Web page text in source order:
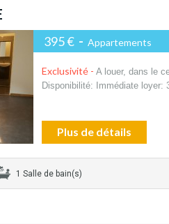
395 € - Appartements
Exclusivité - A louer, dans le
Disponibilité: Immédiate loyer:
Plus de détails
1 Salle de bain(s)